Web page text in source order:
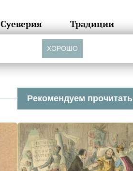
Суеверия Традиции
Рекомендуем прочитать
ХОРОШО